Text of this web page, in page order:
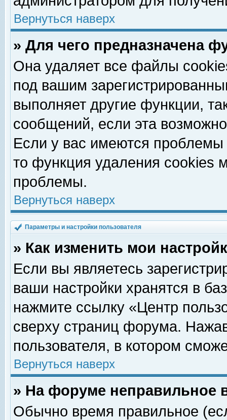
Вернуться наверх
» Для чего предназначена
Она удаляет все файлы
под вашим
выполняет другие функции,
сообщений, если эта
Если у вас имеются
то функция удаления cookies
проблемы.
Вернуться наверх
Параметры и настройки пользователя
» Как изменить мои
Если вы являетесь
ваши настройки хранятся в
нажмите ссылку «Центр
сверху страниц форума.
пользователя, в котором
Вернуться наверх
» На форуме неправильное
Обычно время правильное